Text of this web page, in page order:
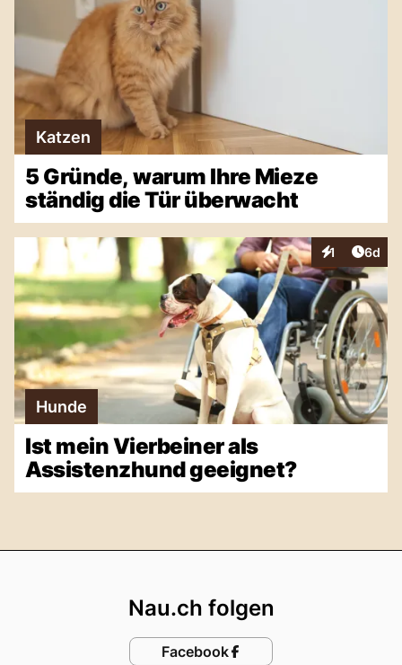
Katzen
5 Gründe, warum Ihre Mieze
ständig die Tür überwacht
1
Interaktionen
6d
Hunde
Ist mein Vierbeiner als
Assistenzhund geeignet?
Nau.ch folgen
Facebook